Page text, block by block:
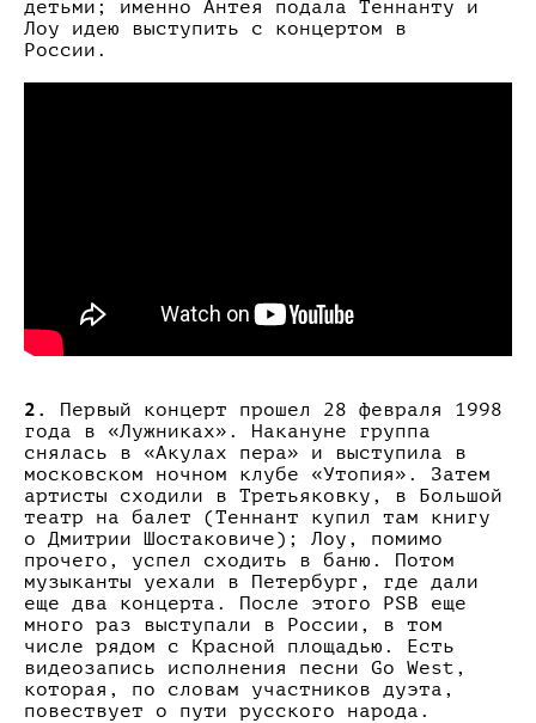
детьми; именно Антея подала Теннанту и
Лоу идею выступить с концертом в
России.
2.
Первый концерт прошел 28 февраля 1998
года в «Лужниках». Накануне группа
снялась в «Акулах пера» и выступила в
московском ночном клубе «Утопия». Затем
артисты сходили в Третьяковку, в Большой
театр на балет (Теннант купил там книгу
о Дмитрии Шостаковиче); Лоу, помимо
прочего, успел сходить в баню. Потом
музыканты уехали в Петербург, где дали
еще два концерта. После этого PSB еще
много раз выступали в России, в том
числе рядом с Красной площадью. Есть
видеозапись исполнения песни Go West,
которая, по словам участников дуэта,
повествует о пути русского народа.